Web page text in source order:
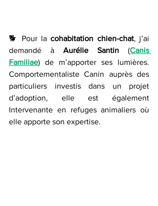
🐕 Pour la cohabitation chien-chat, j’ai
demandé à Aurélie Santin (Canis
Familiae) de m’apporter ses lumières.
Comportementaliste Canin auprès des
particuliers investis dans un projet
d’adoption, elle est également
Intervenante en refuges animaliers où
elle apporte son expertise.